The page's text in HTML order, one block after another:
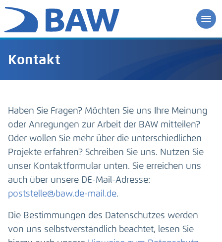
Kontakt
Haben Sie Fragen? Möchten Sie uns Ihre Meinung
oder Anregungen zur Arbeit der BAW mitteilen?
Oder wollen Sie mehr über die unterschiedlichen
Projekte erfahren? Schreiben Sie uns. Nutzen Sie
unser Kontaktformular unten. Sie erreichen uns
auch über unsere DE-Mail-Adresse:
poststelle@baw.de-mail.de.
Die Bestimmungen des Datenschutzes werden
von uns selbstverständlich beachtet, lesen Sie